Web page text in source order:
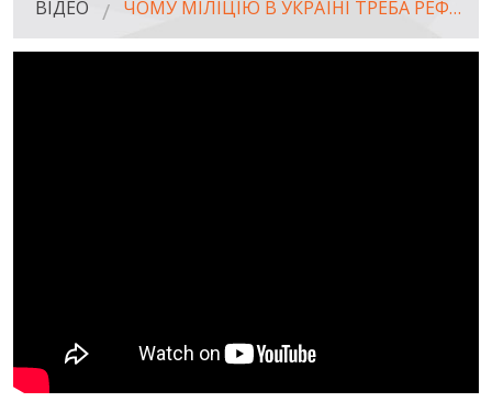
ПУБЛІЧНІ ЛЮДИ
РОСІЙСЬКО-УКРАЇНСЬКА ВІЙНА
ВІДЕО ЧОМУ МІЛІЦІЮ В УКРАЇНІ ТРЕБА РЕФОРМУВАТИ ПЕРШОЮ?